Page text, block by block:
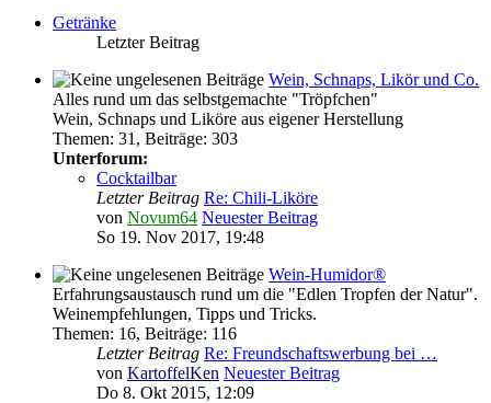
Getränke
Letzter Beitrag
Wein, Schnaps, Likör und Co.
Alles rund um das selbstgemachte "Tröpfchen"
Wein, Schnaps und Liköre aus eigener Herstellung
Themen: 31 , Beiträge: 303
Unterforum:
Cocktailbar
Letzter Beitrag Re: Chili-Liköre
von Novum64 Neuester Beitrag
So 19. Nov 2017, 19:48
Wein-Humidor®
Erfahrungsaustausch rund um die "Edlen Tropfen der Natur".
Weinempfehlungen, Tipps und Tricks.
Themen: 16, Beiträge: 116
Letzter Beitrag Re: Freundschaftswerbung bei …
von KartoffelKen Neuester Beitrag
Do 8. Okt 2015, 12:09